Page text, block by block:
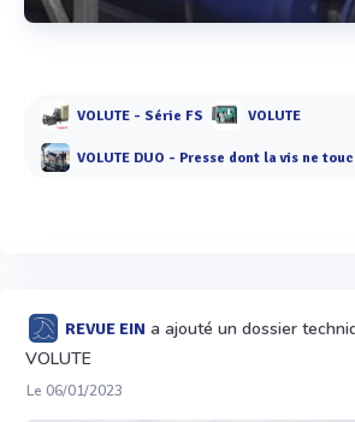
Voir plus
VOLUTE - Série FS VOLUTE
VOLUTE DUO - Presse dont la vis ne touche pas les
REVUE EIN a ajouté un dossier
VOLUTE
Le 06/01/2023